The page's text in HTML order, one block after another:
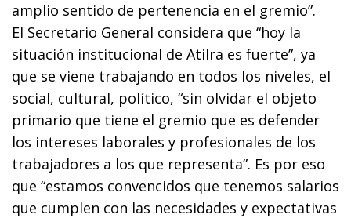
amplio sentido de pertenencia en el gremio”.
El Secretario General considera que “hoy la
situación institucional de Atilra es fuerte”, ya
que se viene trabajando en todos los niveles, el
social, cultural, político, “sin olvidar el objeto
primario que tiene el gremio que es defender
los intereses laborales y profesionales de los
trabajadores a los que representa”. Es por eso
que “estamos convencidos que tenemos salarios
que cumplen con las necesidades y expectativas